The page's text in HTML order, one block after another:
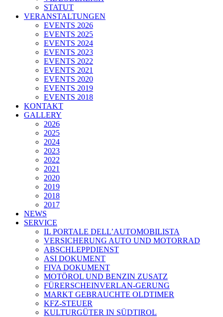
STATUT
VERANSTALTUNGEN
EVENTS 2026
EVENTS 2025
EVENTS 2024
EVENTS 2023
EVENTS 2022
EVENTS 2021
EVENTS 2020
EVENTS 2019
EVENTS 2018
KONTAKT
GALLERY
2026
2025
2024
2023
2022
2021
2020
2019
2018
2017
NEWS
SERVICE
IL PORTALE DELL’AUTOMOBILISTA
VERSICHERUNG AUTO UND MOTORRAD
ABSCHLEPPDIENST
ASI DOKUMENT
FIVA DOKUMENT
MOTÖROL UND BENZIN ZUSATZ
FÜRERSCHEINVERLAN-GERUNG
MARKT GEBRAUCHTE OLDTIMER
KFZ-STEUER
KULTURGÜTER IN SÜDTIROL